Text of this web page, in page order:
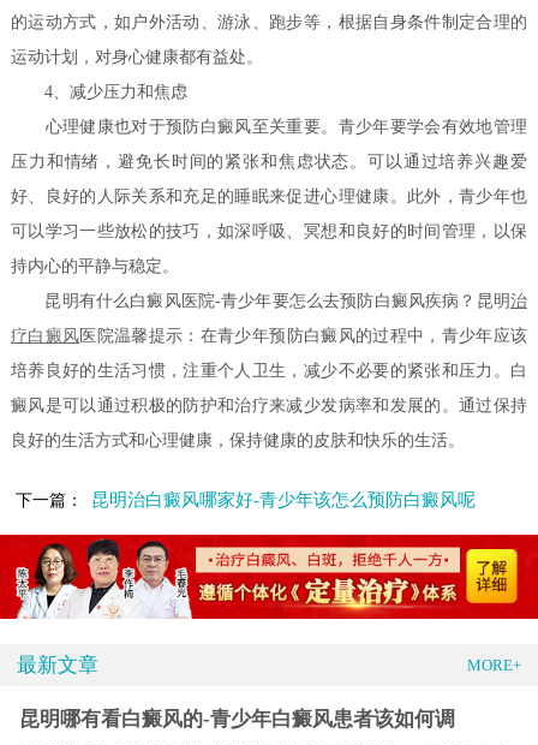
的运动方式，如户外活动、游泳、跑步等，根据自身条件制定合理的
运动计划，对身心健康都有益处。
4、减少压力和焦虑
心理健康也对于预防白癜风至关重要。青少年要学会有效地管理
压力和情绪，避免长时间的紧张和焦虑状态。可以通过培养兴趣爱
好、良好的人际关系和充足的睡眠来促进心理健康。此外，青少年也
可以学习一些放松的技巧，如深呼吸、冥想和良好的时间管理，以保
持内心的平静与稳定。
昆明有什么白癜风医院-青少年要怎么去预防白癜风疾病？昆明治
疗白癜风 医院温馨提示：在青少年预防白癜风的过程中，青少年应该
培养良好的生活习惯，注重个人卫生，减少不必要的紧张和压力。白
癜风是可以通过积极的防护和治疗来减少发病率和发展的。通过保持
良好的生活方式和心理健康，保持健康的皮肤和快乐的生活。
下一篇： 昆明治白癜风哪家好-青少年该怎么预防白癜风呢
最新文章 MORE+
昆明哪有看白癜风的-青少年白癜风患者该如何调